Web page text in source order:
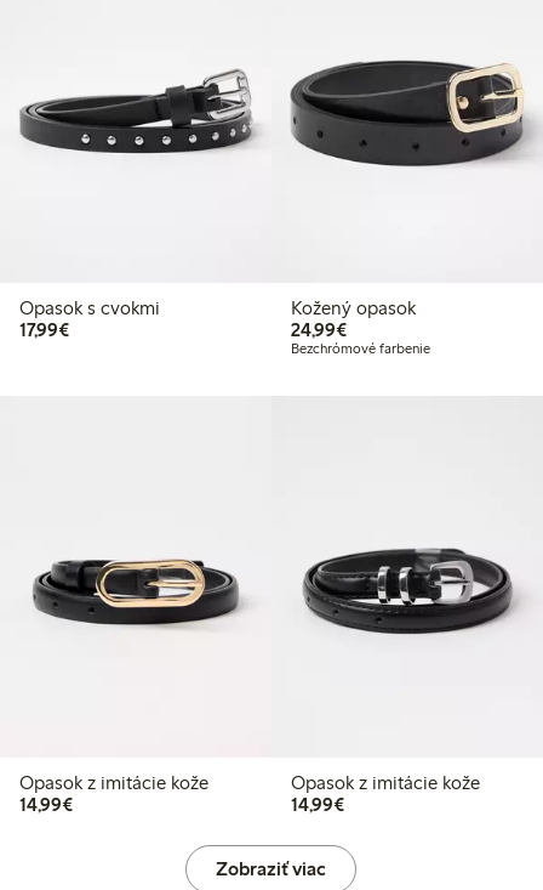
Opasok s cvokmi
17,99€17,99 €
Kožený opasok
24,99€24,99 €
Bezchrómové farbenie
Opasok z imitácie kože
14,99€14,99 €
Opasok z imitácie kože
14,99€14,99 €
Zobraziť viac